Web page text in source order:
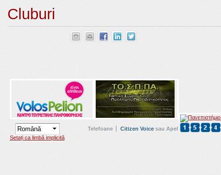
Cluburi
Setați ca limbă implicită
Telefoane Citizen Voice sau Apel